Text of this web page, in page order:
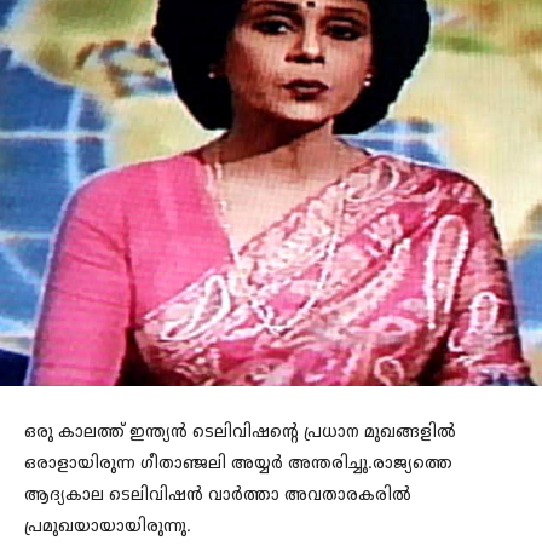
ഒരു കാലത്ത് ഇന്ത്യൻ ടെലിവിഷന്റെ പ്രധാന മുഖങ്ങളിൽ
ഒരാളായിരുന്ന ഗീതാഞ്ജലി അയ്യർ അന്തരിച്ചു.രാജ്യത്തെ
ആദ്യകാല ടെലിവിഷൻ വാർത്താ അവതാരകരിൽ
പ്രമുഖയായായിരുന്നു.